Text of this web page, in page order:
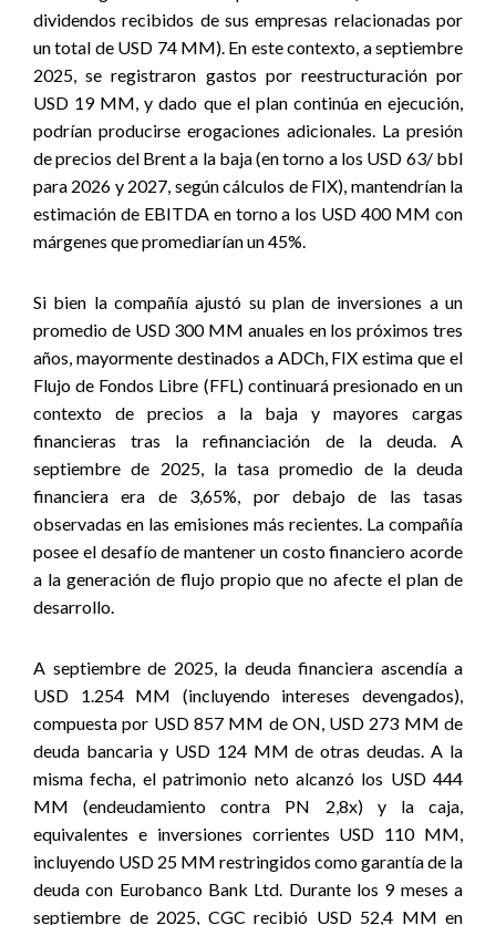
dividendos recibidos de sus empresas relacionadas por
un total de USD 74 MM). En este contexto, a septiembre
2025, se registraron gastos por reestructuración por
USD 19 MM, y dado que el plan continúa en ejecución,
podrían producirse erogaciones adicionales. La presión
de precios del Brent a la baja (en torno a los USD 63/ bbl
para 2026 y 2027, según cálculos de FIX), mantendrían la
estimación de EBITDA en torno a los USD 400 MM con
márgenes que promediarían un 45%.
Si bien la compañía ajustó su plan de inversiones a un
promedio de USD 300 MM anuales en los próximos tres
años, mayormente destinados a ADCh, FIX estima que el
Flujo de Fondos Libre (FFL) continuará presionado en un
contexto de precios a la baja y mayores cargas
financieras tras la refinanciación de la deuda. A
septiembre de 2025, la tasa promedio de la deuda
financiera era de 3,65%, por debajo de las tasas
observadas en las emisiones más recientes. La compañía
posee el desafío de mantener un costo financiero acorde
a la generación de flujo propio que no afecte el plan de
desarrollo.
A septiembre de 2025, la deuda financiera ascendía a
USD 1.254 MM (incluyendo intereses devengados),
compuesta por USD 857 MM de ON, USD 273 MM de
deuda bancaria y USD 124 MM de otras deudas. A la
misma fecha, el patrimonio neto alcanzó los USD 444
MM (endeudamiento contra PN 2,8x) y la caja,
equivalentes e inversiones corrientes USD 110 MM,
incluyendo USD 25 MM restringidos como garantía de la
deuda con Eurobanco Bank Ltd. Durante los 9 meses a
septiembre de 2025, CGC recibió USD 52,4 MM en